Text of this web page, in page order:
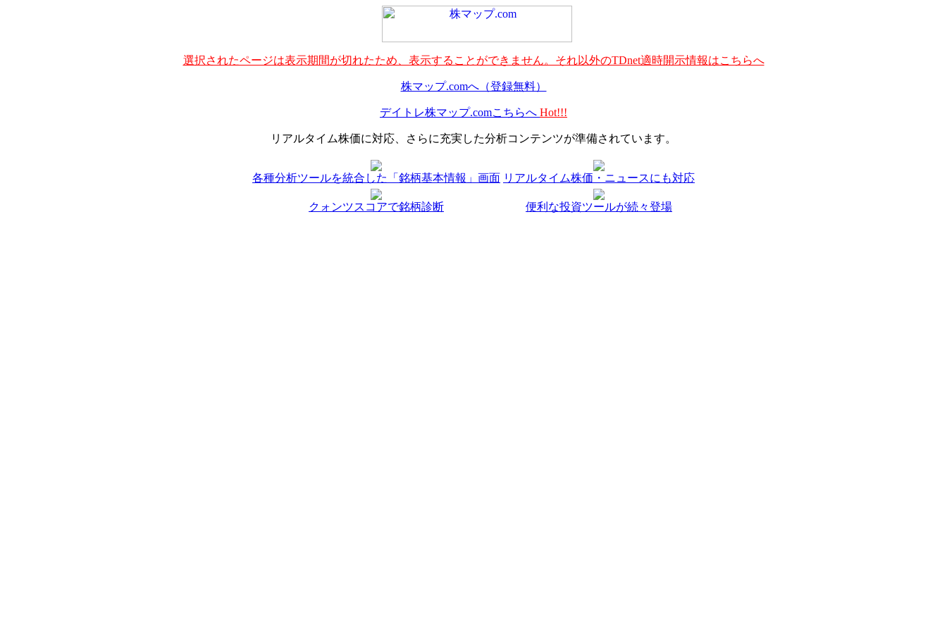
選択されたページは表示期間が切れたため、表示することができません。それ以外のTDnet適時開示情報はこちらへ
株マップ.comへ（登録無料）
デイトレ株マップ.comこちらへ Hot!!!
リアルタイム株価に対応、さらに充実した分析コンテンツが準備されています。
各種分析ツールを統合した「銘柄基本情報」画面 リアルタイム株価・ニュースにも対応
クォンツスコアで銘柄診断 便利な投資ツールが続々登場